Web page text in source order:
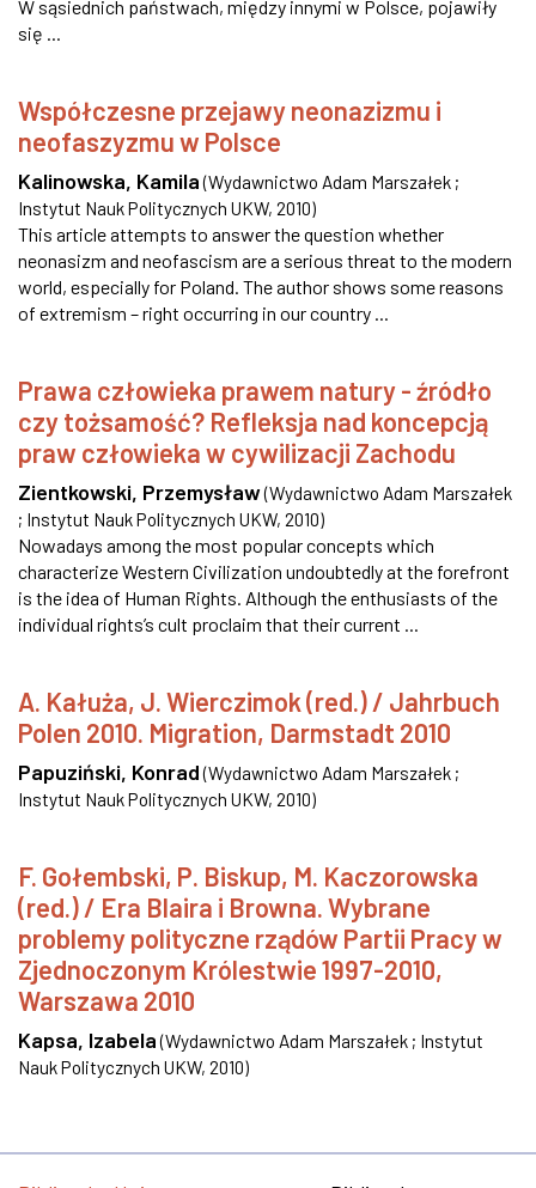
W sąsiednich państwach, między innymi w Polsce, pojawiły
się ...
Współczesne przejawy neonazizmu i
neofaszyzmu w Polsce
Kalinowska, Kamila (Wydawnictwo Adam Marszałek ;
Instytut Nauk Politycznych UKW, 2010)
This article attempts to answer the question whether
neonasizm and neofascism are a serious threat to the modern
world, especially for Poland. The author shows some reasons
of extremism – right occurring in our country ...
Prawa człowieka prawem natury - źródło
czy tożsamość? Refleksja nad koncepcją
praw człowieka w cywilizacji Zachodu
Zientkowski, Przemysław(Wydawnictwo Adam Marszałek
; Instytut Nauk Politycznych UKW, 2010)
Nowadays among the most popular concepts which
characterize Western Civilization undoubtedly at the forefront
is the idea of Human Rights. Although the enthusiasts of the
individual rights’s cult proclaim that their current ...
A. Kałuża, J. Wierczimok (red.) / Jahrbuch
Polen 2010. Migration, Darmstadt 2010
Papuziński, Konrad (Wydawnictwo Adam Marszałek ;
Instytut Nauk Politycznych UKW, 2010)
F. Gołembski, P. Biskup, M. Kaczorowska
(red.) / Era Blaira i Browna. Wybrane
problemy polityczne rządów Partii Pracy w
Zjednoczonym Królestwie 1997-2010,
Warszawa 2010
Kapsa, Izabela (Wydawnictwo Adam Marszałek ; Instytut
Nauk Politycznych UKW, 2010)